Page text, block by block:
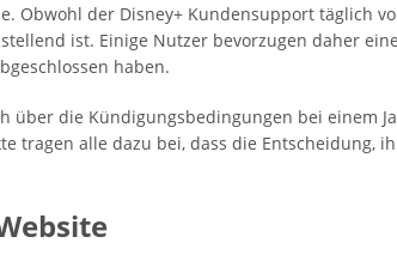
Obwohl der Disney+ Kundensupport täglich
ist. Einige Nutzer bevorzugen daher
haben.
die Kündigungsbedingungen bei einem
tragen alle dazu bei, dass die Entscheidung,